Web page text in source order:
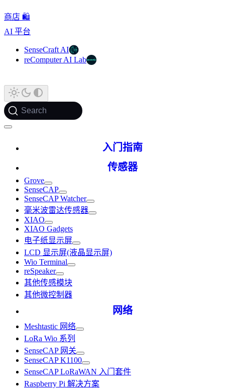
商店 🛍️
AI 平台
SenseCraft AI
reComputer AI Lab
Search
入门指南
传感器
Grove
SenseCAP
SenseCAP Watcher
毫米波雷达传感器
XIAO
XIAO Gadgets
电子纸显示屏
LCD 显示屏(液晶显示屏)
Wio Terminal
reSpeaker
其他传感模块
其他微控制器
网络
Meshtastic 网络
LoRa Wio 系列
SenseCAP 网关
SenseCAP K1100
SenseCAP LoRaWAN 入门套件
Raspberry Pi 解决方案